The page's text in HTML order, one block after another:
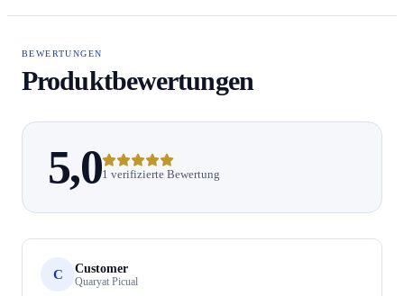
BEWERTUNGEN
Produktbewertungen
5,01 verifizierte Bewertung
C Customer
Quaryat Picual